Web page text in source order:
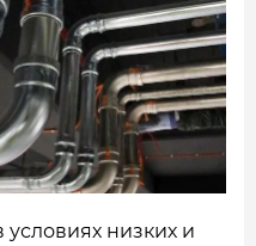
условиях низких и